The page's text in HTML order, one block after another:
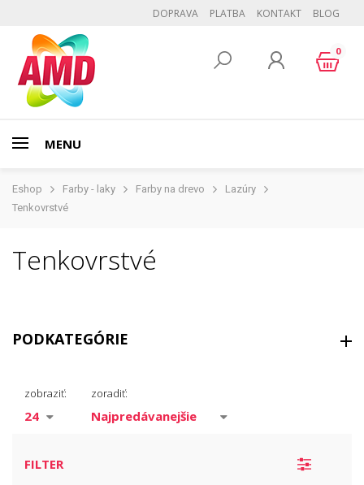
DOPRAVA PLATBA KONTAKT BLOG
0
MENU
Eshop Farby - laky Farby na drevo
Lazúry
Tenkovrstvé
Tenkovrstvé
PODKATEGÓRIE
Tenkovrstvé
Strednovrstvé
zobraziť: zoradiť:
FILTER